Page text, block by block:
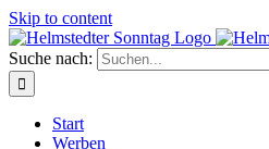
Skip to content
Suche nach:
Start
Werben